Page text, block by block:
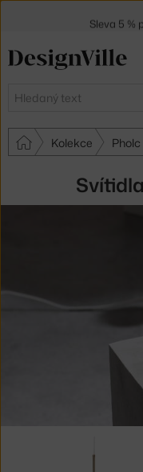
Hledat
Kolekce Pholc